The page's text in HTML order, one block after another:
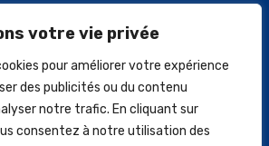
votre vie privée
pour améliorer votre expérience
des publicités ou du contenu
notre trafic. En cliquant sur
consentez à notre utilisation des
Wein. Tous droits réservés. Créé par